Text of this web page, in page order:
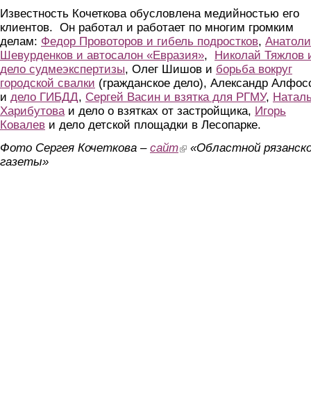
Известность Кочеткова обусловлена медийностью его
клиентов. Он работал и работает по многим громким
делам: Федор Провоторов и гибель подростков,
Шевурденков и автосалон «Евразия», Николай Тяжлов
дело судмеэкспертизы, Олег Шишов и борьба вокруг
городской свалки (гражданское дело), Александр
и дело ГИБДД, Сергей Васин и взятка для РГМУ,
Харибутова и дело о взятках от застройщика, Игорь
Ковалев и дело детской площадки в Лесопарке.
Фото Сергея Кочеткова – сайт(link is external)
«Областной
газеты»